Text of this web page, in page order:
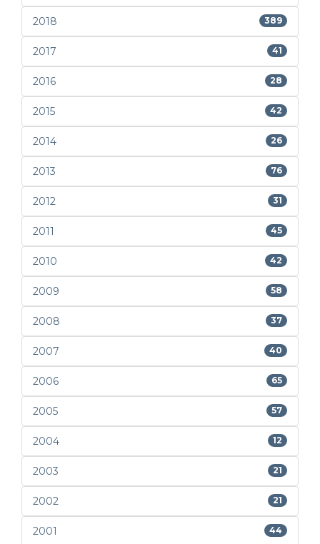
2018 389
2017 41
2016 28
2015 42
2014 26
2013 76
2012 31
2011 45
2010 42
2009 58
2008 37
2007 40
2006 65
2005 57
2004 12
2003 21
2002 21
2001 44